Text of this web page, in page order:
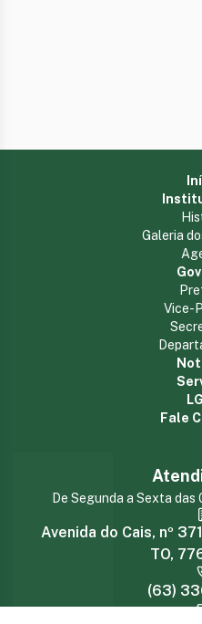
Galeria
Vice-
Fale
De Segunda a Sexta das
Avenida do Cais, nº
TO,
(63)